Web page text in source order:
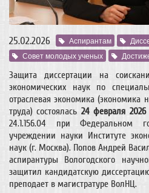
25.02.2026 Аспирантам
Совет молодых ученых
Защита диссертации на
экономических наук по
отраслевая экономика (экономика
труда) состоялась 24 февраля 2026
24.1.156.04 при Федеральном
учреждении науки Институте
наук (г. Москва). Попов Андрей
аспирантуры Вологодского
защитил кандидатскую
преподает в магистратуре ВолНЦ.